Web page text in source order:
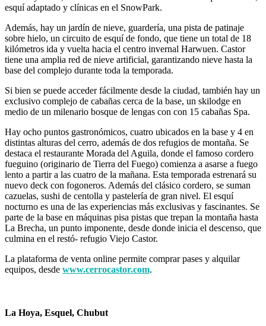
esquí adaptado y clínicas en el SnowPark.
Además, hay un jardín de nieve, guardería, una pista de patinaje
sobre hielo, un circuito de esquí de fondo, que tiene un total de 18
kilómetros ida y vuelta hacia el centro invernal Harwuen. Castor
tiene una amplia red de nieve artificial, garantizando nieve hasta la
base del complejo durante toda la temporada.
Si bien se puede acceder fácilmente desde la ciudad, también hay un
exclusivo complejo de cabañas cerca de la base, un skilodge en
medio de un milenario bosque de lengas con con 15 cabañas Spa.
Hay ocho puntos gastronómicos, cuatro ubicados en la base y 4 en
distintas alturas del cerro, además de dos refugios de montaña. Se
destaca el restaurante Morada del Aguila, donde el famoso cordero
fueguino (originario de Tierra del Fuego) comienza a asarse a fuego
lento a partir a las cuatro de la mañana. Esta temporada estrenará su
nuevo deck con fogoneros. Además del clásico cordero, se suman
cazuelas, sushi de centolla y pastelería de gran nivel. El esquí
nocturno es una de las experiencias más exclusivas y fascinantes. Se
parte de la base en máquinas pisa pistas que trepan la montaña hasta
La Brecha, un punto imponente, desde donde inicia el descenso, que
culmina en el restó- refugio Viejo Castor.
La plataforma de venta online permite comprar pases y alquilar
equipos, desde www.cerrocastor.com.
La Hoya, Esquel, Chubut